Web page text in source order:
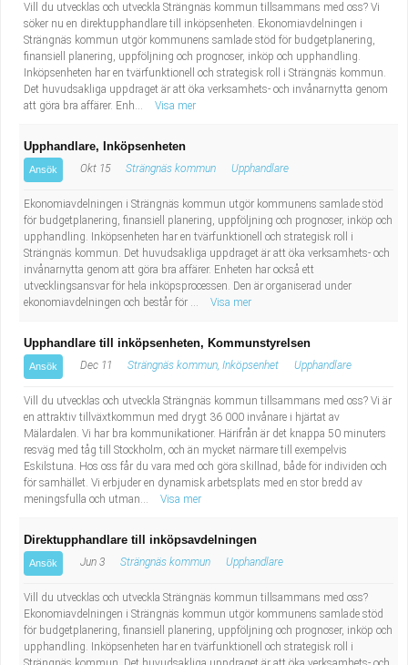
Vill du utvecklas och utveckla Strängnäs kommun tillsammans med oss? Vi
söker nu en direktupphandlare till inköpsenheten. Ekonomiavdelningen i
Strängnäs kommun utgör kommunens samlade stöd för budgetplanering,
finansiell planering, uppföljning och prognoser, inköp och upphandling.
Inköpsenheten har en tvärfunktionell och strategisk roll i Strängnäs kommun.
Det huvudsakliga uppdraget är att öka verksamhets- och invånarnytta genom
att göra bra affärer. Enh...
Visa mer
Upphandlare, Inköpsenheten
Ansök Okt 15 Strängnäs kommun Upphandlare
Ekonomiavdelningen i Strängnäs kommun utgör kommunens samlade stöd
för budgetplanering, finansiell planering, uppföljning och prognoser, inköp och
upphandling. Inköpsenheten har en tvärfunktionell och strategisk roll i
Strängnäs kommun. Det huvudsakliga uppdraget är att öka verksamhets- och
invånarnytta genom att göra bra affärer. Enheten har också ett
utvecklingsansvar för hela inköpsprocessen. Den är organiserad under
ekonomiavdelningen och består för ...
Visa mer
Upphandlare till inköpsenheten, Kommunstyrelsen
Ansök Dec 11 Strängnäs kommun, Inköpsenhet Upphandlare
Vill du utvecklas och utveckla Strängnäs kommun tillsammans med oss? Vi är
en attraktiv tillväxtkommun med drygt 36 000 invånare i hjärtat av
Mälardalen. Vi har bra kommunikationer. Härifrån är det knappa 50 minuters
resväg med tåg till Stockholm, och än mycket närmare till exempelvis
Eskilstuna. Hos oss får du vara med och göra skillnad, både för individen och
för samhället. Vi erbjuder en dynamisk arbetsplats med en stor bredd av
meningsfulla och utman...
Visa mer
Direktupphandlare till inköpsavdelningen
Ansök Jun 3 Strängnäs kommun Upphandlare
Vill du utvecklas och utveckla Strängnäs kommun tillsammans med oss?
Ekonomiavdelningen i Strängnäs kommun utgör kommunens samlade stöd
för budgetplanering, finansiell planering, uppföljning och prognoser, inköp och
upphandling. Inköpsenheten har en tvärfunktionell och strategisk roll i